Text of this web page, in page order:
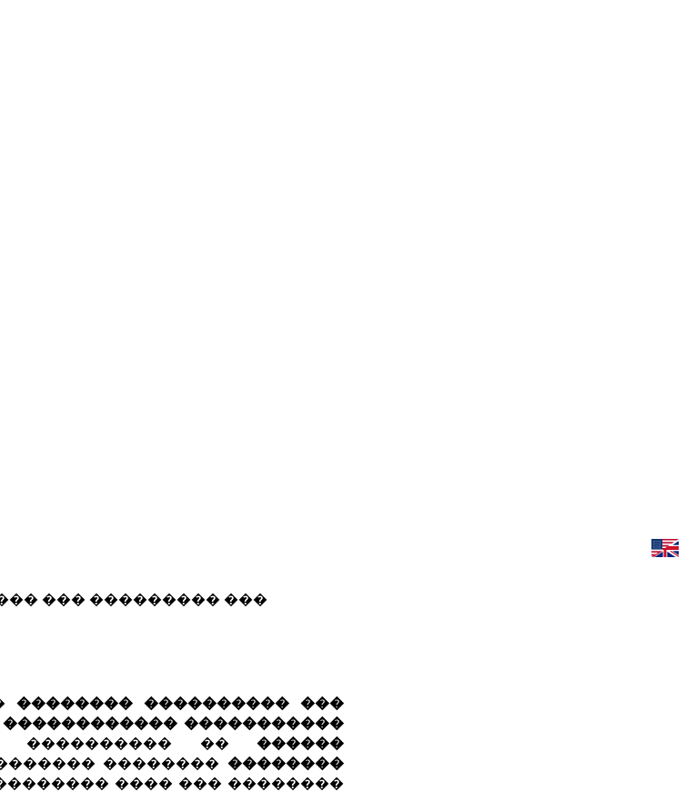
��� ��������� ���
�������� ���������� ���
�����������
���������� �� ������
�������� ��������
���� ��� ��������